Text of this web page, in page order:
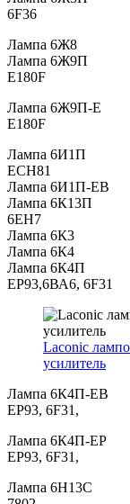
6F36
Лампа
Лампа
E180F
Лампа
E180F
Лампа
ECH81
Лампа
Лампа
6EH7
Лампа
Лампа
Лампа
EP93,6ВА6, 6F31
Laconic
усилитель
Лампа
EP93, 6F31,
Лампа
EP93, 6F31,
Лампа